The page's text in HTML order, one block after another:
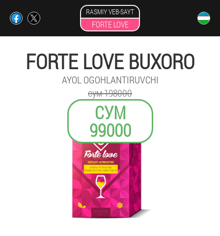
RASMIY VEB-SAYT
FORTE LOVE
FORTE LOVE BUXORO
AYOL OGOHLANTIRUVCHI
сум 198000
СУМ
99000